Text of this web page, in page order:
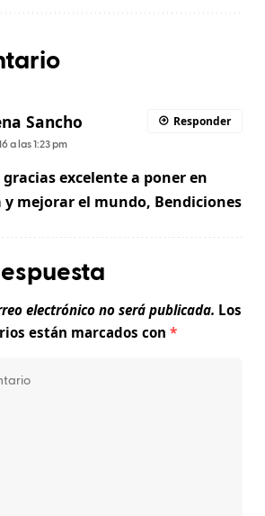
Sancho
a las 1:23 pm
excelente a poner en
y mejorar el mundo, Bendiciones
Responder
electrónico no será publicada. Los
están marcados con *